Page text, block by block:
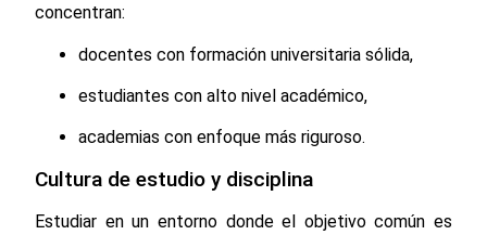
concentran:
docentes con formación universitaria sólida,
estudiantes con alto nivel académico,
academias con enfoque más riguroso.
Cultura de estudio y disciplina
Estudiar en un entorno donde el objetivo común es